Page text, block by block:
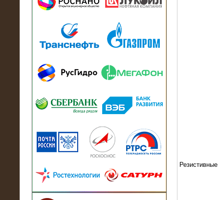
Балтийский завод
Активно-реактивные нагрузочные
модули 15 МВт (21,5 МВА) На Кубок
конфедераций